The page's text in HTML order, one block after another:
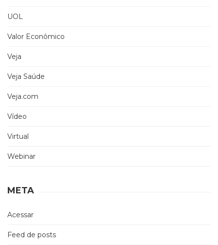
UOL
Valor Econômico
Veja
Veja Saúde
Veja.com
Vídeo
Virtual
Webinar
META
Acessar
Feed de posts